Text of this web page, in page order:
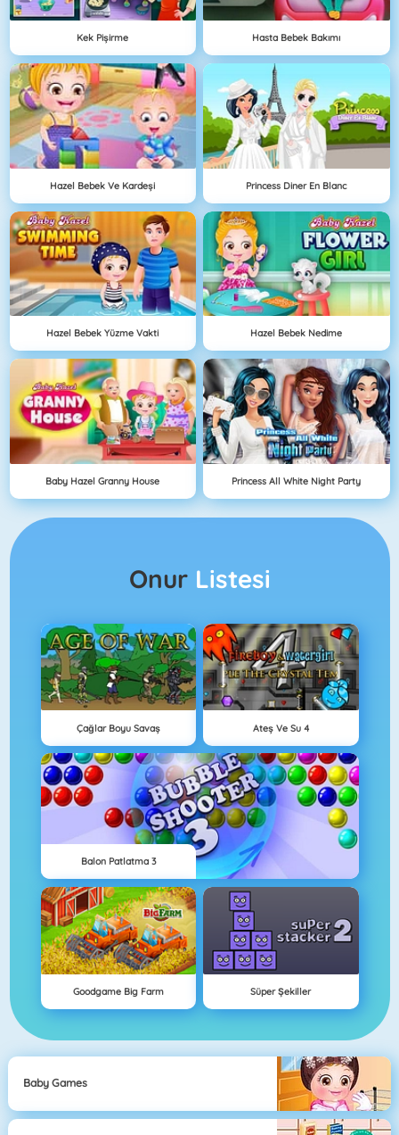
Kek Pişirme Hasta Bebek Bakımı
Hazel Bebek Ve Kardeşi Princess Diner En Blanc
Hazel Bebek Yüzme Vakti Hazel Bebek Nedime
Baby Hazel Granny House Princess All White Night Party
Onur Listesi
Çağlar Boyu Savaş Ateş Ve Su 4
Balon Patlatma 3
Goodgame Big Farm Süper Şekiller
Baby Games